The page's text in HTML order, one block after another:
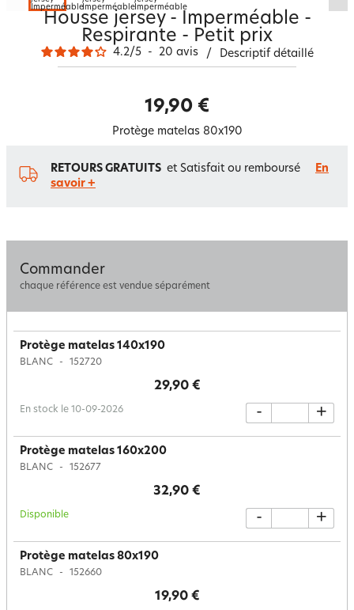
Housse jersey - Imperméable -
Respirante - Petit prix
4.2/5 - 20 avis / Descriptif détaillé
19,90 €
Protège matelas 80x190
RETOURS GRATUITS et Satisfait ou remboursé
En
savoir +
Commander
chaque référence est vendue séparément
Protège matelas 140x190
BLANC 152720
29,90 €
En stock le 10-09-2026 - +
Protège matelas 160x200
BLANC 152677
32,90 €
Disponible - +
Protège matelas 80x190
BLANC 152660
19,90 €